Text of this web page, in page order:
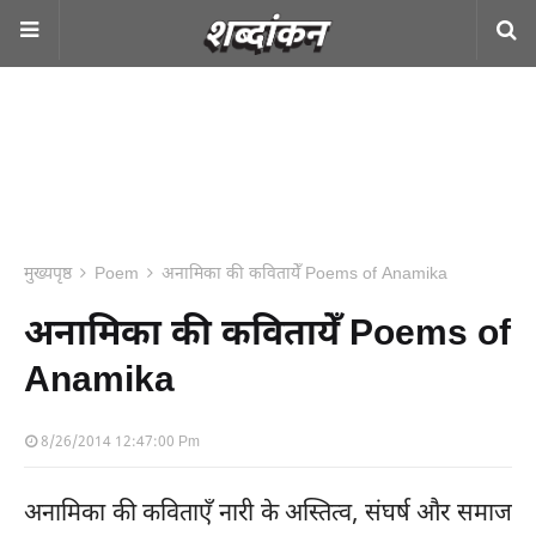
मुख्यपृष्ठ Poem अनामिका की कवितायेँ Poems of Anamika
अनामिका की कवितायेँ Poems of
Anamika
8/26/2014 12:47:00 Pm
अनामिका की कविताएँ नारी के अस्तित्व, संघर्ष और समाज